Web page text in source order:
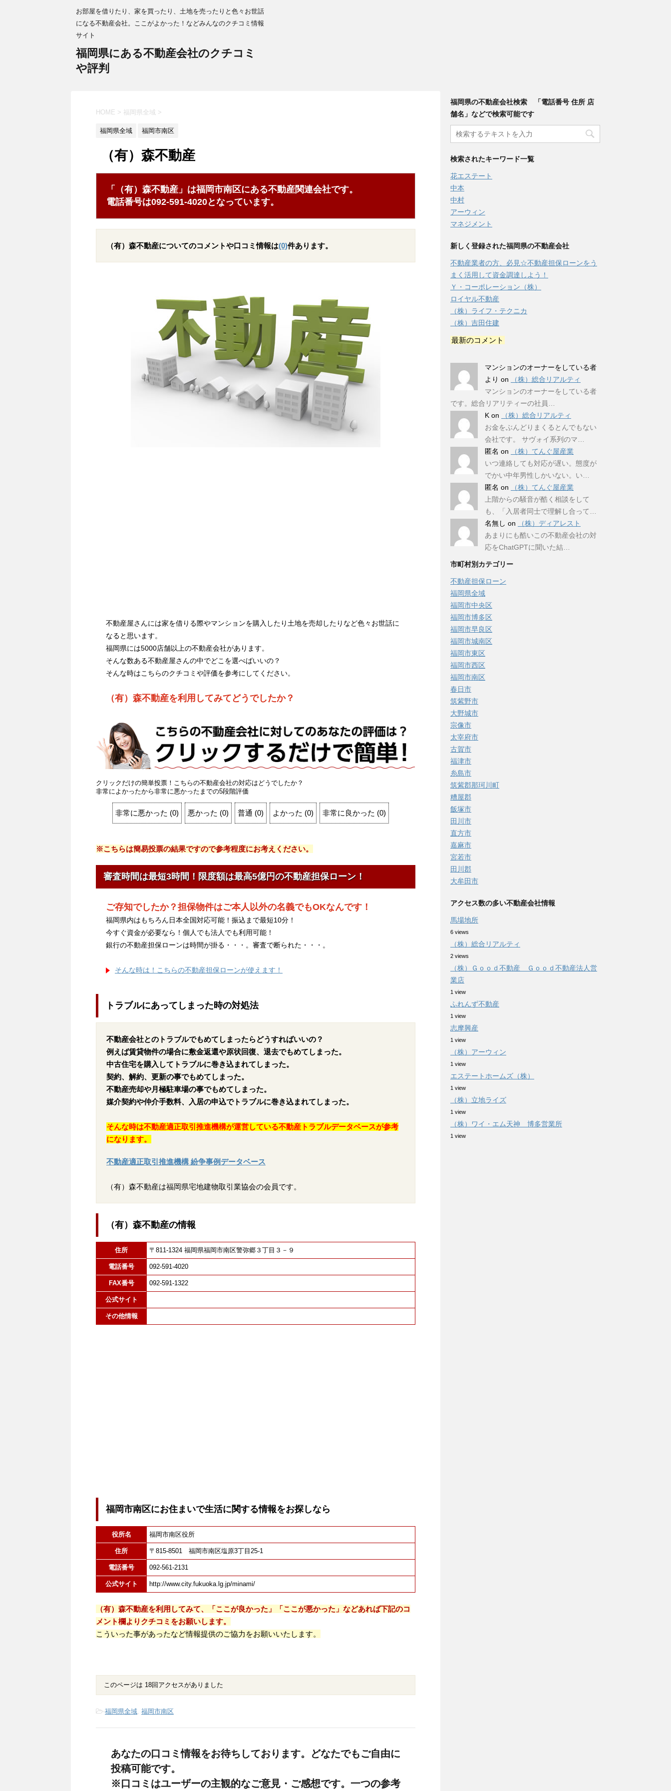
お部屋を借りたり、家を買ったり、土地を売ったりと色々お世話
になる不動産会社。ここがよかった！などみんなのクチコミ情報
サイト
福岡県にある不動産会社のクチコミ
や評判
HOME > 福岡県全域 >
福岡県全域 福岡市南区
（有）森不動産
「（有）森不動産」は福岡市南区にある不動産関連会社です。
電話番号は092-591-4020となっています。
（有）森不動産についてのコメントや口コミ情報は(0)件あります。
不動産屋さんには家を借りる際やマンションを購入したり土地を売却したりなど色々お世話に
なると思います。
福岡県には5000店舗以上の不動産会社があります。
そんな数ある不動産屋さんの中でどこを選べばいいの？
そんな時はこちらのクチコミや評価を参考にしてください。
（有）森不動産を利用してみてどうでしたか？
クリックだけの簡単投票！こちらの不動産会社の対応はどうでしたか？
非常によかったから非常に悪かったまでの5段階評価
非常に悪かった (0) 悪かった (0) 普通 (0) よかった (0) 非常に良かった (0)
※こちらは簡易投票の結果ですので参考程度にお考えください。
審査時間は最短3時間！限度額は最高5億円の不動産担保ローン！
ご存知でしたか？担保物件はご本人以外の名義でもOKなんです！
福岡県内はもちろん日本全国対応可能！振込まで最短10分！
今すぐ資金が必要なら！個人でも法人でも利用可能！
銀行の不動産担保ローンは時間が掛る・・・。審査で断られた・・・。
そんな時は！こちらの不動産担保ローンが使えます！
トラブルにあってしまった時の対処法
不動産会社とのトラブルでもめてしまったらどうすればいいの？
例えば賃貸物件の場合に敷金返還や原状回復、退去でもめてしまった。
中古住宅を購入してトラブルに巻き込まれてしまった。
契約、解約、更新の事でもめてしまった。
不動産売却や月極駐車場の事でもめてしまった。
媒介契約や仲介手数料、入居の申込でトラブルに巻き込まれてしまった。
そんな時は不動産適正取引推進機構が運営している不動産トラブルデータベースが参考
になります。
不動産適正取引推進機構 紛争事例データベース
（有）森不動産は福岡県宅地建物取引業協会の会員です。
（有）森不動産の情報
住所 〒811-1324 福岡県福岡市南区警弥郷３丁目３－９
電話番号 092-591-4020
FAX番号 092-591-1322
公式サイト
その他情報
福岡市南区にお住まいで生活に関する情報をお探しなら
役所名 福岡市南区役所
住所 〒815-8501 福岡市南区塩原3丁目25-1
電話番号 092-561-2131
公式サイト http://www.city.fukuoka.lg.jp/minami/
（有）森不動産を利用してみて、「ここが良かった」「ここが悪かった」などあれば下記のコ
メント欄よりクチコミをお願いします。
こういった事があったなど情報提供のご協力をお願いいたします。
このページは 18回アクセスがありました
-福岡県全域, 福岡市南区
あなたの口コミ情報をお待ちしております。どなたでもご自由に
投稿可能です。
※口コミはユーザーの主観的なご意見・ご感想です。一つの参考
福岡県の不動産会社検索 「電話番号 住所 店
舗名」などで検索可能です
検索されたキーワード一覧
花エステート
中本
中村
アーウィン
マネジメント
新しく登録された福岡県の不動産会社
不動産業者の方、必見☆不動産担保ローンをう
まく活用して資金調達しよう！
Ｙ・コーポレーション（株）
ロイヤル不動産
（株）ライフ・テクニカ
（株）吉田住建
最新のコメント
マンションのオーナーをしている者
より on
（株）総合リアルティ
マンションのオーナーをしている者
です。総合リアリティーの社員…
K on
（株）総合リアルティ
お金をぶんどりまくるとんでもない
会社です。 サヴォイ系列のマ…
匿名 on
（株）てんぐ屋産業
いつ連絡しても対応が遅い。態度が
でかい中年男性しかいない。い…
匿名 on
（株）てんぐ屋産業
上階からの騒音が酷く相談をして
も、「入居者同士で理解し合って…
名無し on
（株）ディアレスト
あまりにも酷いこの不動産会社の対
応をChatGPTに聞いた結…
市町村別カテゴリー
不動産担保ローン
福岡県全域
福岡市中央区
福岡市博多区
福岡市早良区
福岡市城南区
福岡市東区
福岡市西区
福岡市南区
春日市
筑紫野市
大野城市
宗像市
太宰府市
古賀市
福津市
糸島市
筑紫郡那珂川町
糟屋郡
飯塚市
田川市
直方市
嘉麻市
宮若市
田川郡
大牟田市
アクセス数の多い不動産会社情報
馬場地所
6 views
（株）総合リアルティ
2 views
（株）Ｇｏｏｄ不動産 Ｇｏｏｄ不動産法人営
業店
1 view
ふれんず不動産
1 view
志摩興産
1 view
（株）アーウィン
1 view
エステートホームズ（株）
1 view
（株）立地ライズ
1 view
（株）ワイ・エム天神 博多営業所
1 view